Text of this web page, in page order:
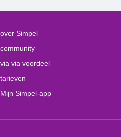
over Simpel
community
via via voordeel
tarieven
Mijn Simpel-app